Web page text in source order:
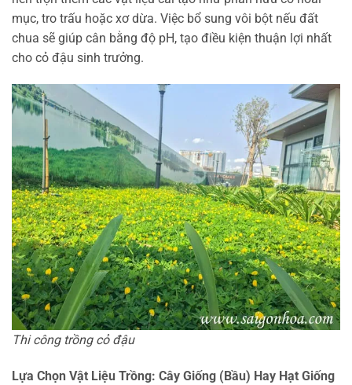
mục, tro trấu hoặc xơ dừa. Việc bổ sung vôi bột nếu đất
chua sẽ giúp cân bằng độ pH, tạo điều kiện thuận lợi nhất
cho cỏ đậu sinh trưởng.
Thi công trồng cỏ đậu
Lựa Chọn Vật Liệu Trồng: Cây Giống (Bầu) Hay Hạt Giống